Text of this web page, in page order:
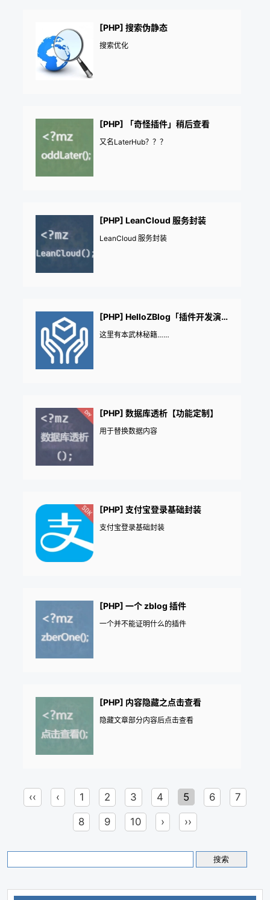
[PHP] 搜索伪静态
搜索优化
[PHP] 「奇怪插件」稍后查看
又名LaterHub？？？
[PHP] LeanCloud 服务封装
LeanCloud 服务封装
[PHP] HelloZBlog「插件开发演示」
这里有本武林秘籍……
[PHP] 数据库透析【功能定制】
用于替换数据内容
[PHP] 支付宝登录基础封装
支付宝登录基础封装
[PHP] 一个 zblog 插件
一个并不能证明什么的插件
[PHP] 内容隐藏之点击查看
隐藏文章部分内容后点击查看
‹‹ ‹ 1 2 3 4 5 6 7
8 9 10 › ››